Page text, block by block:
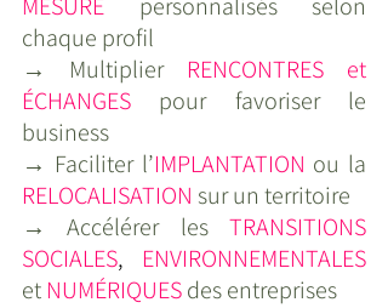
chaque profil
→ Multiplier RENCONTRES et
ÉCHANGES pour favoriser le
business
→ Faciliter l’IMPLANTATION ou la
RELOCALISATION sur un territoire
→ Accélérer les TRANSITIONS
SOCIALES, ENVIRONNEMENTALES
et NUMÉRIQUES des entreprises